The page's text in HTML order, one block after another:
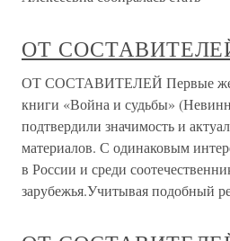
ОТ
ОТ СОСТАВИТЕЛЕЙ Первые же
книги «Война и судьбы»
подтвердили значимость и
материалов. С одинаковым
в России и среди
зарубежья.Учитывая подобный